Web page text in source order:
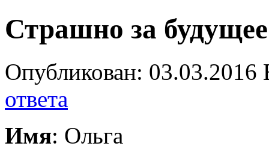
Страшно за будущее
Опубликован:
ответа
Имя: Ольга